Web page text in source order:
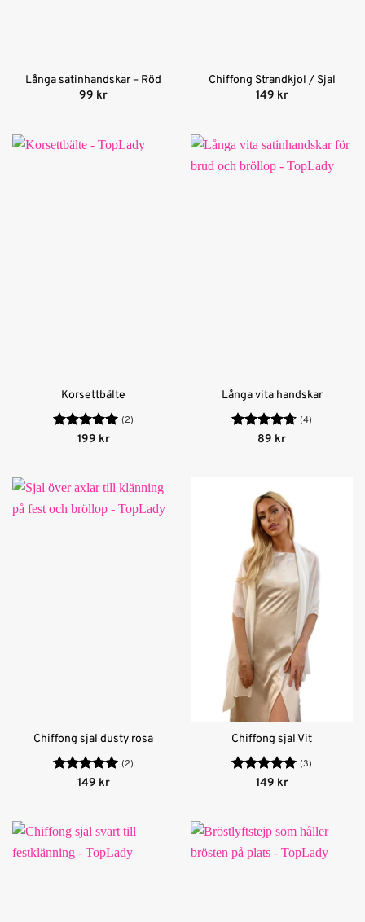
Långa satinhandskar – Röd
99 kr
Chiffong Strandkjol / Sjal
149 kr
Korsettbälte
Betygsatt5
(2)
199 kr
Långa vita handskar
Betygsatt
(4)
89 kr
Chiffong sjal dusty rosa
Betygsatt5
(2)
149 kr
Chiffong sjal Vit
Betygsatt5
(3)
149 kr